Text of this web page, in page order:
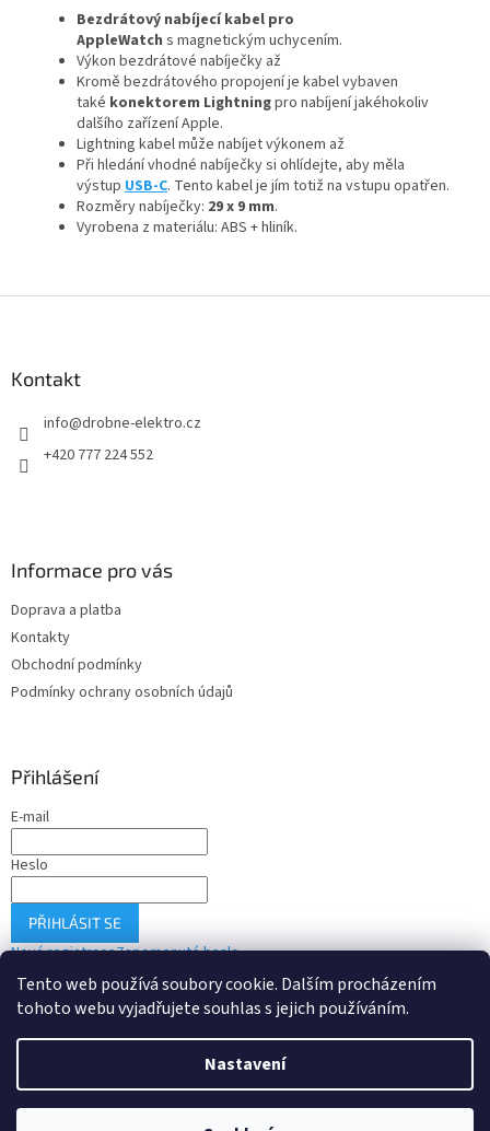
Tento web používá soubory cookie. Dalším procházením
tohoto webu vyjadřujete souhlas s jejich používáním.
Nastavení
Bezdrátový nabíjecí kabel pro
AppleWatch s magnetickým uchycením.
Výkon bezdrátové nabíječky až
Kromě bezdrátového propojení je kabel vybaven
také konektorem Lightningpro nabíjení jakéhokoliv
dalšího zařízení Apple.
Lightning kabel může nabíjet výkonem až
Při hledání vhodné nabíječky si ohlídejte, aby měla
výstup USB-C. Tento kabel je jím totiž na vstupu opatřen.
Rozměry nabíječky: 29 x 9 mm.
Vyrobena z materiálu: ABS + hliník.
Kontakt
info@drobne-elektro.cz
+420 777 224 552
Informace pro vás
Doprava a platba
Kontakty
Obchodní podmínky
Podmínky ochrany osobních údajů
Přihlášení
E-mail
Heslo
PŘIHLÁSIT SE
Nová registraceZapomenuté heslo
Copyright 2026Drobné-elektro.cz. Všechna práva vyhrazena.